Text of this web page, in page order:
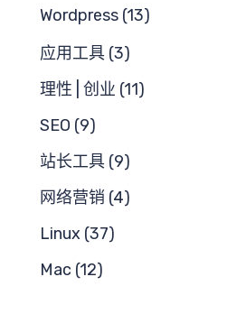
Wordpress (13)
应用工具 (3)
理性 | 创业 (11)
SEO (9)
站长工具 (9)
网络营销 (4)
Linux (37)
Mac (12)